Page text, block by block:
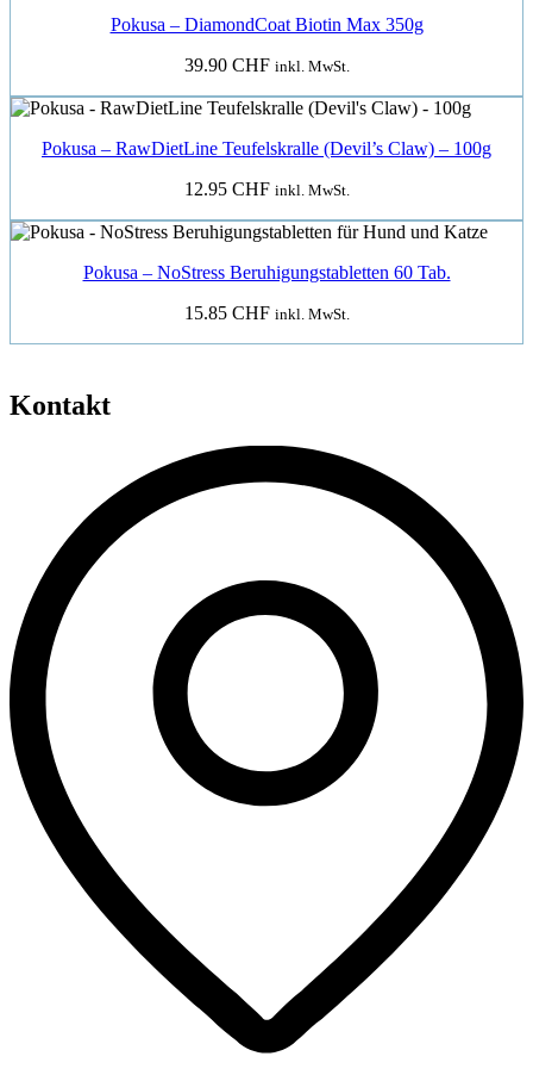
Pokusa – DiamondCoat Biotin Max 350g
39.90 CHF inkl. MwSt.
Pokusa – RawDietLine Teufelskralle (Devil’s Claw) – 100g
12.95 CHF inkl. MwSt.
Pokusa – NoStress Beruhigungstabletten 60 Tab.
15.85 CHF inkl. MwSt.
Kontakt